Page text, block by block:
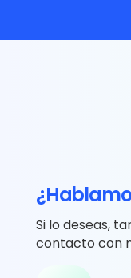
Si lo deseas,
contacto con